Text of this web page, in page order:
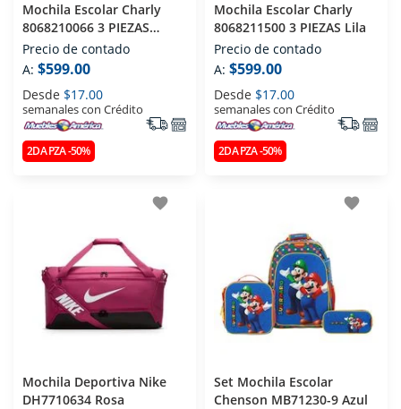
Mochila Escolar Charly
8068210066 3 PIEZAS
Marino
Precio de contado
A: $599.00
Desde $17.00
semanales con Crédito
2DA PZA -50%
Mochila Escolar Charly
8068211500 3 PIEZAS Lila
Precio de contado
A: $599.00
Desde $17.00
semanales con Crédito
2DA PZA -50%
favorite
Mochila Deportiva Nike
DH7710634 Rosa
favorite
Set Mochila Escolar
Chenson MB71230-9 Azul